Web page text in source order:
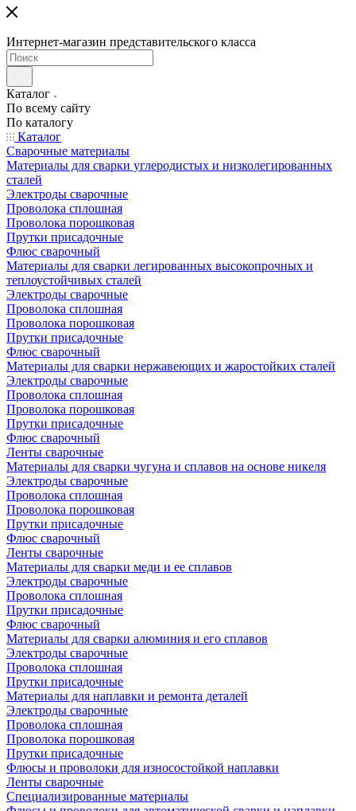
Интернет-магазин представительского класса
Каталог
По всему сайту
По каталогу
Каталог
Сварочные материалы
Материалы для сварки углеродистых и низколегированных
сталей
Электроды сварочные
Проволока сплошная
Проволока порошковая
Прутки присадочные
Флюс сварочный
Материалы для сварки легированных высокопрочных и
теплоустойчивых сталей
Электроды сварочные
Проволока сплошная
Проволока порошковая
Прутки присадочные
Флюс сварочный
Материалы для сварки нержавеющих и жаростойких сталей
Электроды сварочные
Проволока сплошная
Проволока порошковая
Прутки присадочные
Флюс сварочный
Ленты сварочные
Материалы для сварки чугуна и сплавов на основе никеля
Электроды сварочные
Проволока сплошная
Проволока порошковая
Прутки присадочные
Флюс сварочный
Ленты сварочные
Материалы для сварки меди и ее сплавов
Электроды сварочные
Проволока сплошная
Прутки присадочные
Флюс сварочный
Материалы для сварки алюминия и его сплавов
Электроды сварочные
Проволока сплошная
Прутки присадочные
Материалы для наплавки и ремонта деталей
Электроды сварочные
Проволока сплошная
Проволока порошковая
Прутки присадочные
Флюсы и проволоки для износостойкой наплавки
Ленты сварочные
Специализированные материалы